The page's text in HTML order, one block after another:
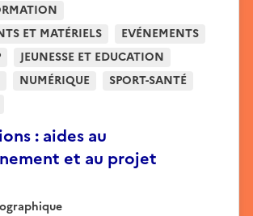
: aides au
et au projet
ET MATÉRIELS
EVÉNEMENTS
JEUNESSE ET EDUCATION
NUMÉRIQUE
SPORT-SANTÉ